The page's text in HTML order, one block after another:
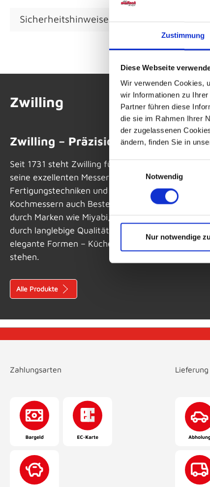
Zustimmung
Diese Webseite
Wir verwenden Cookies,
wir Informationen zu
Partner führen diese
die sie im Rahmen Ihrer
der zugelassenen
ändern, finden Sie in
Einwilligungsauswahl
Notwendig
Nur notwendige
Sicherheitshinweise GPSR
Zwilling
Zwilling – Präzision & Genuss seit
Seit 1731 steht Zwilling für höchste
seine exzellenten Messer, vereint das
Fertigungstechniken und zeitloses Design. Heute
Kochmessern auch Bestecke, Scheren,
durch Marken wie Miyabi, Staub und Demeyere.
durch langlebige Qualität, innovative Details wie
elegante Formen – Küchenklassiker, die weltweit
stehen.
Alle Produkte
Zahlungsarten